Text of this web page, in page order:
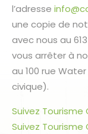
l’adresse
une copie de
avec nous au
vous arrêter à
au 100 rue
civique).
Suivez Tourisme
Suivez